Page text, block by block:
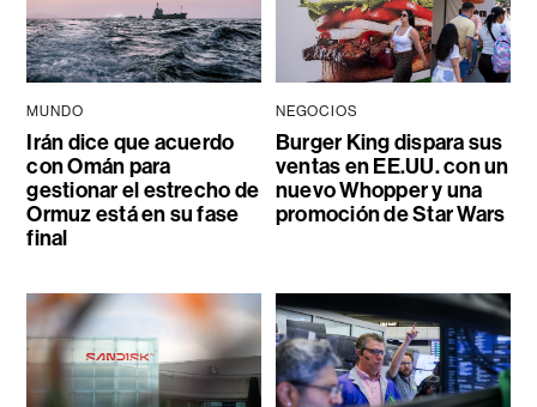
MUNDO
Irán dice que acuerdo
con Omán para
gestionar el estrecho de
Ormuz está en su fase
final
NEGOCIOS
Burger King dispara sus
ventas en EE.UU. con un
nuevo Whopper y una
promoción de Star Wars